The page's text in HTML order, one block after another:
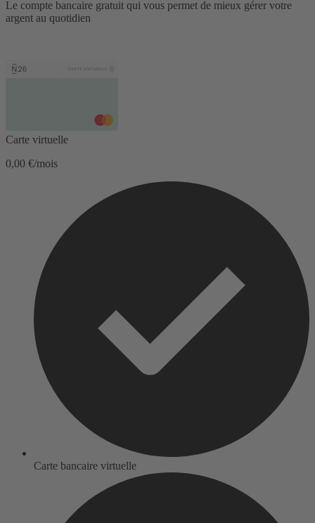
Le compte bancaire gratuit qui vous permet de mieux gérer votre
argent au quotidien
Carte virtuelle
0,00 €/mois
Carte bancaire virtuelle